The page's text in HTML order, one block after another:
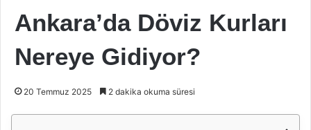
Ankara’da Döviz Kurları
Nereye Gidiyor?
20 Temmuz 2025 2 dakika okuma süresi